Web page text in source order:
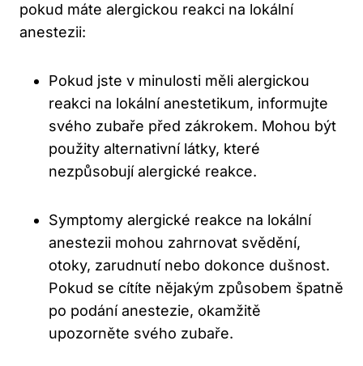
pokud máte alergickou reakci na lokální
anestezii:
Pokud jste v minulosti měli alergickou
reakci na lokální anestetikum, informujte
svého zubaře před zákrokem. Mohou být
použity alternativní látky, které
nezpůsobují alergické reakce.
Symptomy alergické reakce na lokální
anestezii mohou zahrnovat svědění,
otoky, zarudnutí nebo dokonce dušnost.
Pokud se cítíte nějakým způsobem špatně
po podání anestezie, okamžitě
upozorněte svého zubaře.